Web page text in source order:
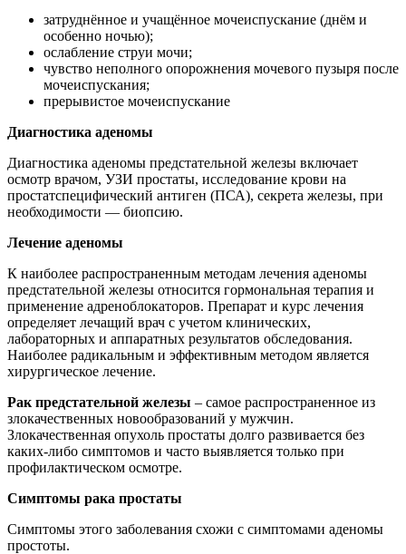
затруднённое и учащённое мочеиспускание (днём и
особенно ночью);
ослабление струи мочи;
чувство неполного опорожнения мочевого пузыря после
мочеиспускания;
прерывистое мочеиспускание
Диагностика аденомы
Диагностика аденомы предстательной железы включает
осмотр врачом, УЗИ простаты, исследование крови на
простатспецифический антиген (ПСА), секрета железы, при
необходимости — биопсию.
Лечение аденомы
К наиболее распространенным методам лечения аденомы
предстательной железы относится гормональная терапия и
применение адреноблокаторов. Препарат и курс лечения
определяет лечащий врач с учетом клинических,
лабораторных и аппаратных результатов обследования.
Наиболее радикальным и эффективным методом является
хирургическое лечение.
Рак предстательной железы – самое распространенное из
злокачественных новообразований у мужчин.
Злокачественная опухоль простаты долго развивается без
каких-либо симптомов и часто выявляется только при
профилактическом осмотре.
Симптомы рака простаты
Симптомы этого заболевания схожи с симптомами аденомы
простоты.